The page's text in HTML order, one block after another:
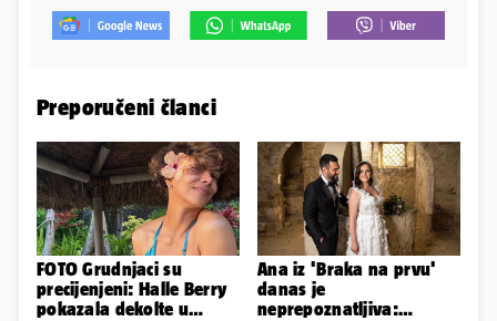
Preporučeni članci
FOTO Grudnjaci su
precijenjeni: Halle Berry
pokazala dekolte u
Ana iz 'Braka na prvu'
danas je
neprepoznatljiva: